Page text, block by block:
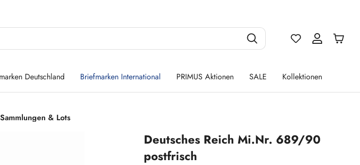
Du hast 0
Deutschland Briefmarken International PRIMUS Aktionen SALE Kollektionen
Sammlungen & Lots
Deutsches Reich Mi.Nr. 689/90
postfrisch